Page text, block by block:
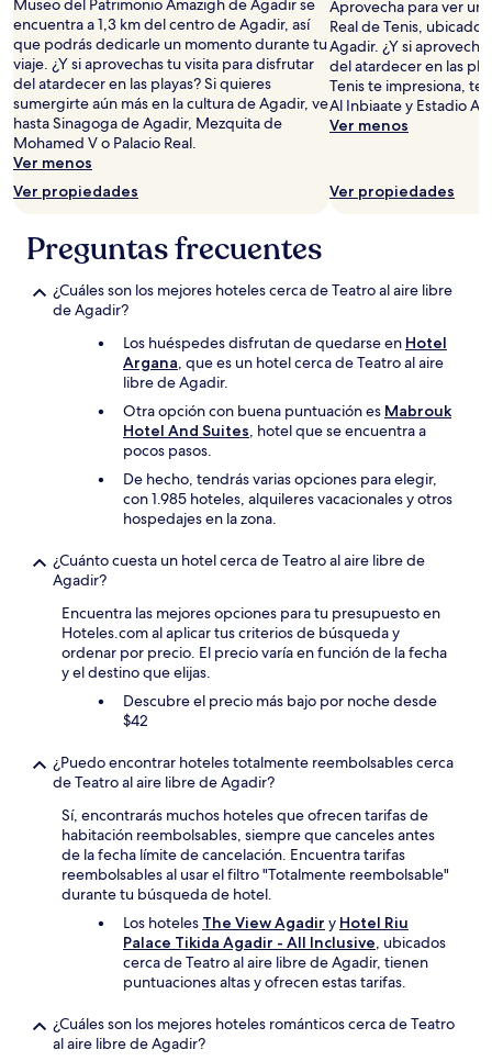
Museo del Patrimonio Amazigh de Agadir se
encuentra a 1,3 km del centro de Agadir, así
que podrás dedicarle un momento durante tu
viaje. ¿Y si aprovechas tu visita para disfrutar
del atardecer en las playas? Si quieres
sumergirte aún más en la cultura de Agadir, ve
hasta Sinagoga de Agadir, Mezquita de
Mohamed V o Palacio Real.
Ver menos
Ver propiedades
Aprovecha para ver un
Real de Tenis, ubicado
Agadir. ¿Y si
del atardecer en las
Tenis te impresiona, te
Al Inbiaate y Estadio
Ver menos
Ver propiedades
Preguntas frecuentes
¿Cuáles son los mejores hoteles cerca de Teatro al aire libre
de Agadir?
Los huéspedes disfrutan de quedarse en Hotel
Argana, que es un hotel cerca de Teatro al aire
libre de Agadir.
Otra opción con buena puntuación es Mabrouk
Hotel And Suites, hotel que se encuentra a
pocos pasos.
De hecho, tendrás varias opciones para elegir,
con 1.985 hoteles, alquileres vacacionales y otros
hospedajes en la zona.
¿Cuánto cuesta un hotel cerca de Teatro al aire libre de
Agadir?
Encuentra las mejores opciones para tu presupuesto en
Hoteles.com al aplicar tus criterios de búsqueda y
ordenar por precio. El precio varía en función de la fecha
y el destino que elijas.
Descubre el precio más bajo por noche desde
$42
¿Puedo encontrar hoteles totalmente reembolsables cerca
de Teatro al aire libre de Agadir?
Sí, encontrarás muchos hoteles que ofrecen tarifas de
habitación reembolsables, siempre que canceles antes
de la fecha límite de cancelación. Encuentra tarifas
reembolsables al usar el filtro "Totalmente reembolsable"
durante tu búsqueda de hotel.
Los hoteles The View Agadir y Hotel Riu
Palace Tikida Agadir - All Inclusive, ubicados
cerca de Teatro al aire libre de Agadir, tienen
puntuaciones altas y ofrecen estas tarifas.
¿Cuáles son los mejores hoteles románticos cerca de Teatro
al aire libre de Agadir?